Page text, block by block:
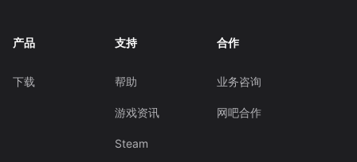
产品
下载
支持
帮助
游戏资讯
Steam
合作
业务咨询
网吧合作